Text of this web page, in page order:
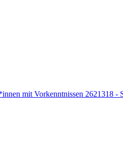
mit Vorkenntnissen 2621318 -